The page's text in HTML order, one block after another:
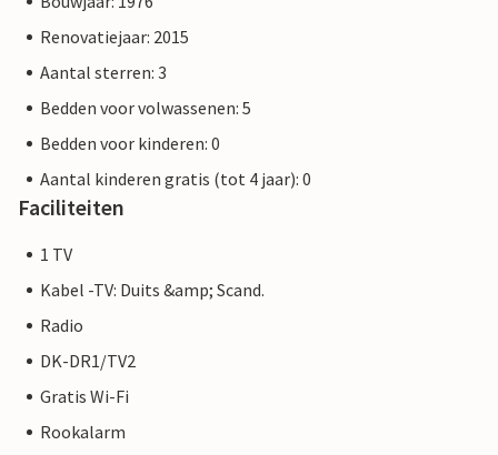
Renovatiejaar: 2015
Aantal sterren: 3
Bedden voor volwassenen: 5
Bedden voor kinderen: 0
Aantal kinderen gratis (tot 4 jaar): 0
Faciliteiten
1 TV
Kabel -TV: Duits &amp; Scand.
Radio
DK-DR1/TV2
Gratis Wi-Fi
Rookalarm